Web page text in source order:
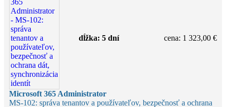
Microsoft 365 Administrator
MS-102: správa tenantov a používateľov, bezpečnosť a ochrana
dĺžka: 5 dní cena: 1 323,00 €